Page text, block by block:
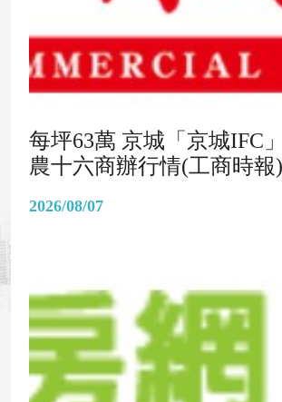
每坪63萬 京城「京城IFC
農十六商辦行情(工商時報
2026/08/07